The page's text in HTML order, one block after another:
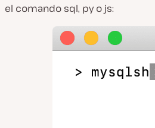
el comando sql, pyo js: